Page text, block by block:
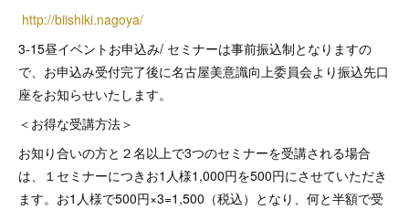
http://biishiki.nagoya/
3-15昼イベントお申込み/ セミナーは事前振込制となりますの
で、お申込み受付完了後に名古屋美意識向上委員会より振込先口
座をお知らせいたします。
＜お得な受講方法＞
お知り合いの方と２名以上で3つのセミナーを受講される場合
は、１セミナーにつきお1人様1,000円を500円にさせていただき
ます。お1人様で500円×3=1,500（税込）となり、何と半額で受